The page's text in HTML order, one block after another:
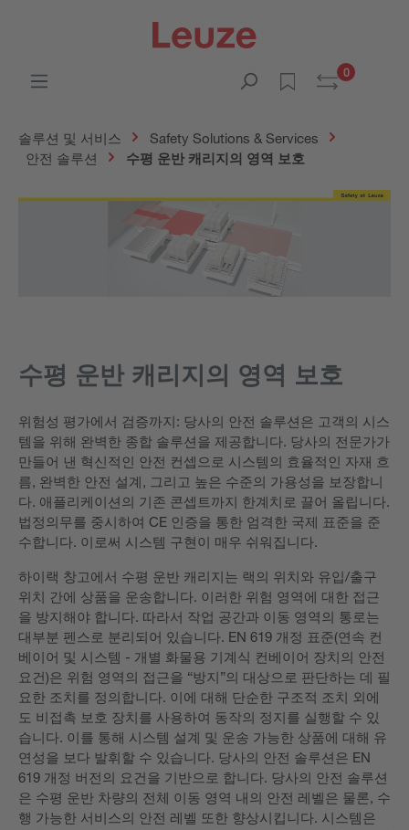
0
솔루션 및 서비스
Safety Solutions & Services
안전 솔루션
수평 운반 캐리지의 영역 보호
수평 운반 캐리지의 영역 보호
위험성 평가에서 검증까지: 당사의 안전 솔루션은 고객의 시스
템을 위해 완벽한 종합 솔루션을 제공합니다. 당사의 전문가가
만들어 낸 혁신적인 안전 컨셉으로 시스템의 효율적인 자재 흐
름, 완벽한 안전 설계, 그리고 높은 수준의 가용성을 보장합니
다. 애플리케이션의 기존 콘셉트까지 한계치로 끌어 올립니다.
법정의무를 중시하여 CE 인증을 통한 엄격한 국제 표준을 준
수합니다. 이로써 시스템 구현이 매우 쉬워집니다.
하이랙 창고에서 수평 운반 캐리지는 랙의 위치와 유입/출구
위치 간에 상품을 운송합니다. 이러한 위험 영역에 대한 접근
을 방지해야 합니다. 따라서 작업 공간과 이동 영역의 통로는
대부분 펜스로 분리되어 있습니다. EN 619 개정 표준(연속 컨
베이어 및 시스템 - 개별 화물용 기계식 컨베이어 장치의 안전
요건)은 위험 영역의 접근을 “방지”의 대상으로 판단하는 데 필
요한 조치를 정의합니다. 이에 대해 단순한 구조적 조치 외에
도 비접촉 보호 장치를 사용하여 동작의 정지를 실행할 수 있
습니다. 이를 통해 시스템 설계 및 운송 가능한 상품에 대해 유
연성을 보다 발휘할 수 있습니다. 당사의 안전 솔루션은 EN
619 개정 버전의 요건을 기반으로 합니다. 당사의 안전 솔루션
은 수평 운반 차량의 전체 이동 영역 내의 안전 레벨은 물론, 수
행 가능한 서비스의 안전 레벨 또한 향상시킵니다. 시스템은